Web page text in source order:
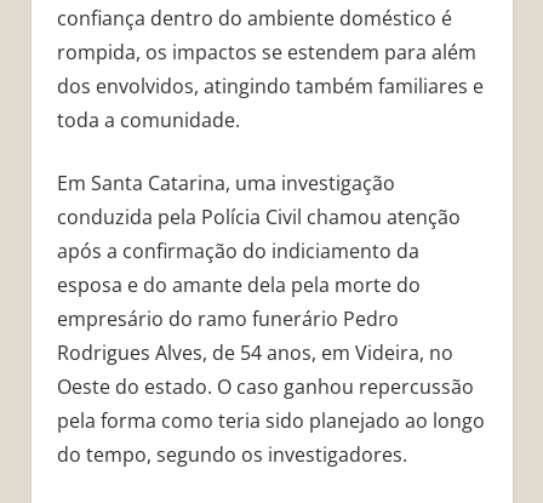
confiança dentro do ambiente doméstico é
rompida, os impactos se estendem para além
dos envolvidos, atingindo também familiares e
toda a comunidade.
Em Santa Catarina, uma investigação
conduzida pela Polícia Civil chamou atenção
após a confirmação do indiciamento da
esposa e do amante dela pela morte do
empresário do ramo funerário Pedro
Rodrigues Alves, de 54 anos, em Videira, no
Oeste do estado. O caso ganhou repercussão
pela forma como teria sido planejado ao longo
do tempo, segundo os investigadores.